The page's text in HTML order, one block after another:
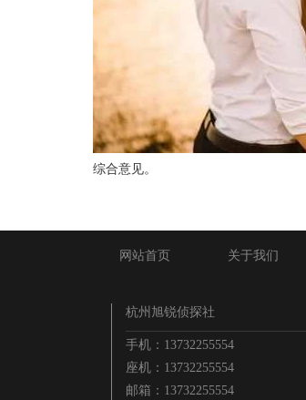
综合意见。
网站首页 关于我们
杭州旭锐侦探社
手机：13732255554
座机：13732255554
邮箱：13732255554